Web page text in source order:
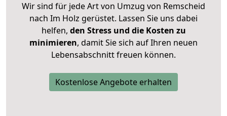
Wir sind für jede Art von Umzug von Remscheid
nach Im Holz gerüstet. Lassen Sie uns dabei
helfen, den Stress und die Kosten zu
minimieren, damit Sie sich auf Ihren neuen
Lebensabschnitt freuen können.
Kostenlose Angebote erhalten